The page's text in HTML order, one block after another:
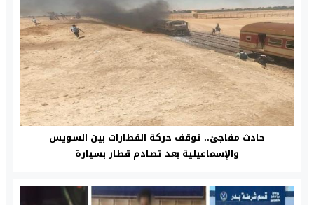
حادث مفاجئ.. توقف حركة القطارات بين السويس
والإسماعيلية بعد تصادم قطار بسيارة